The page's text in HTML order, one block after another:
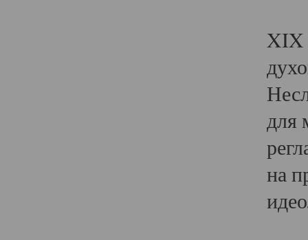
XIX
для
на